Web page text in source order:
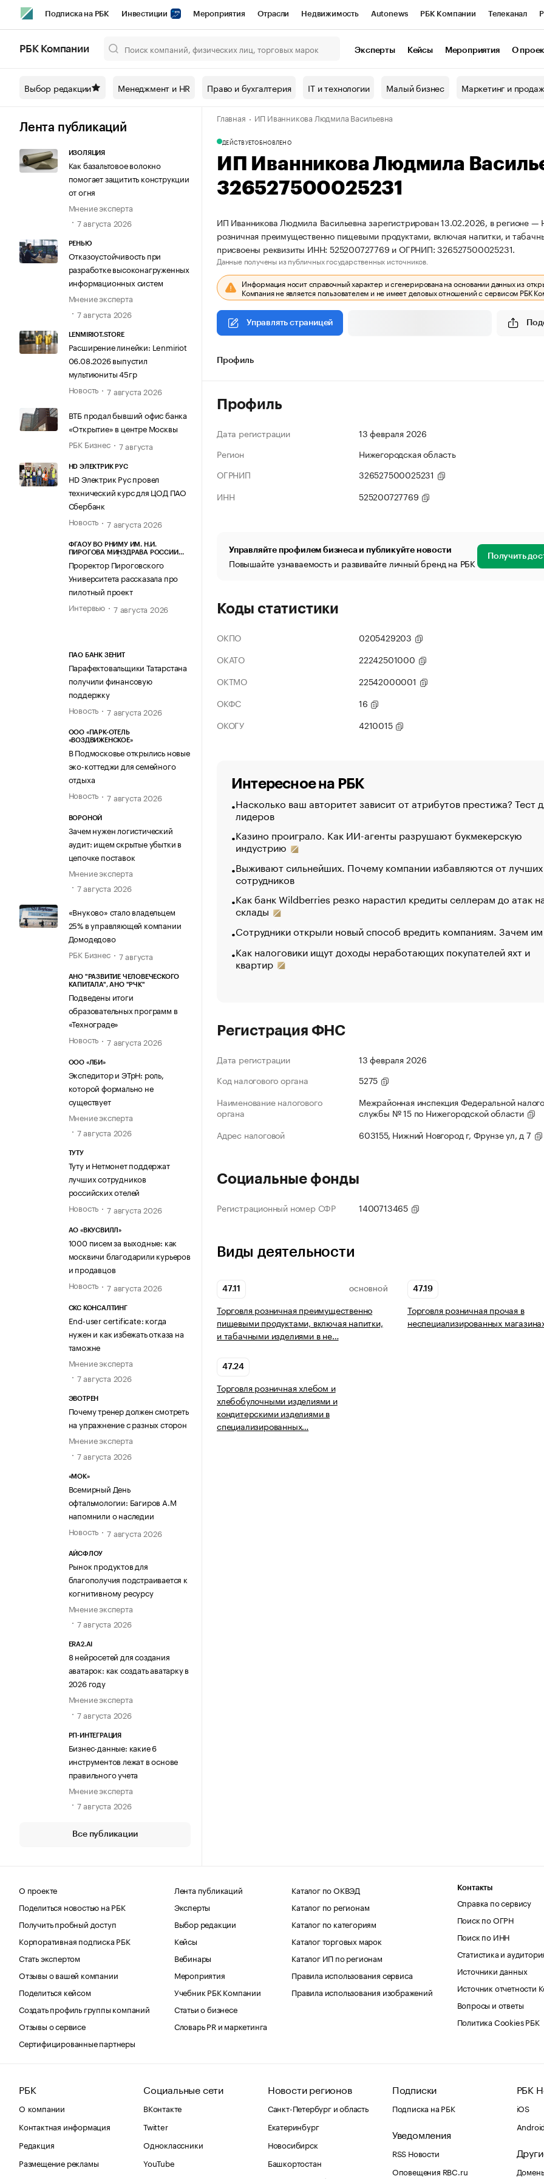
Подписка на РБК Инвестиции Мероприятия Отрасли Недвижимость Autonews РБК Компании Телеканал
Спецпроекты СПб Конференции СПб Спецпроекты Проверка контрагентов
Технологии и медиа Рынок наличной валюты
РБК Компании Эксперты Кейсы Мероприятия О
Выбор редакции Менеджмент и HR Право и бухгалтерия IT и технологии Малый бизнес Маркетинг и
Лента публикаций
ИЗОЛЯЦИЯ
Как базальтовое волокно
помогает защитить конструкции
от огня
Мнение эксперта
7 августа 2026
РЕНЬЮ
Отказоустойчивость при
разработке высоконагруженных
информационных систем
Мнение эксперта
7 августа 2026
LENMIRIOT.STORE
Расширение линейки: Lenmiriot
06.08.2026 выпустил
мультиюниты 45гр
Новость
7 августа 2026
ВТБ продал бывший офис банка
«Открытие» в центре Москвы
РБК Бизнес
7 августа
HD ЭЛЕКТРИК РУС
HD Электрик Рус провел
технический курс для ЦОД ПАО
Сбербанк
Новость
7 августа 2026
ФГАОУ ВО РНИМУ ИМ. Н.И.
ПИРОГОВА МИНЗДРАВА РОССИИ
Проректор Пироговского
Университета рассказала про
пилотный проект
Интервью
7 августа 2026
ПАО БАНК ЗЕНИТ
Парафехтовальщики Татарстана
получили финансовую
поддержку
Новость
7 августа 2026
ООО «ПАРК-ОТЕЛЬ
«ВОЗДВИЖЕНСКОЕ»
В Подмосковье открылись новые
эко-коттеджи для семейного
отдыха
Новость
7 августа 2026
ВОРОНОЙ
Зачем нужен логистический
аудит: ищем скрытые убытки в
цепочке поставок
Мнение эксперта
7 августа 2026
«Внуково» стало владельцем
25% в управляющей компании
Домодедово
РБК Бизнес
7 августа
АНО "РАЗВИТИЕ ЧЕЛОВЕЧЕСКОГО
КАПИТАЛА", АНО "РЧК"
Подведены итоги
образовательных программ в
«Технограде»
Новость
7 августа 2026
ООО «ЛБИ»
Экспедитор и ЭТрН: роль,
которой формально не
существует
Мнение эксперта
7 августа 2026
ТУТУ
Туту и Нетмонет поддержат
лучших сотрудников
российских отелей
Новость
7 августа 2026
АО «ВКУСВИЛЛ»
1000 писем за выходные: как
москвичи благодарили курьеров
и продавцов
Новость
7 августа 2026
СКС КОНСАЛТИНГ
End-user certificate: когда
нужен и как избежать отказа на
таможне
Мнение эксперта
7 августа 2026
ЭВОТРЕН
Почему тренер должен смотреть
на упражнение с разных сторон
Мнение эксперта
7 августа 2026
«МОК»
Всемирный День
офтальмологии: Багиров А.М
напомнили о наследии
Новость
7 августа 2026
АЙСФЛОУ
Рынок продуктов для
благополучия подстраивается к
когнитивному ресурсу
Мнение эксперта
7 августа 2026
ERA2.AI
8 нейросетей для создания
аватарок: как создать аватарку в
2026 году
Мнение эксперта
7 августа 2026
РП-ИНТЕГРАЦИЯ
Бизнес-данные: какие 6
инструментов лежат в основе
правильного учета
Мнение эксперта
7 августа 2026
Все публикации
Главная ИП Иванникова Людмила Васильевна
ДЕЙСТВУЕТОБНОВЛЕНО
ИП Иванникова Людмила
326527500025231
ИП Иванникова Людмила Васильевна зарегистрирован 13.02.2026, в регионе —
розничная преимущественно пищевыми продуктами, включая напитки, и
присвоены реквизиты ИНН: 525200727769 и ОГРНИП: 326527500025231.
Данные получены из публичных государственных источников.
Информация носит справочный характер и сгенерирована на основании данных из
Компания не является пользователем и не имеет деловых отношений с сервисом РБК
Управлять страницей
Профиль
Профиль
Дата регистрации
13 февраля 2026
Регион
Нижегородская область
ОГРНИП
326527500025231
ИНН
525200727769
Управляйте профилем бизнеса и публикуйте новости
Повышайте узнаваемость и развивайте личный бренд на РБК Получить
Коды статистики
ОКПО
0205429203
ОКАТО
22242501000
ОКТМО
22542000001
ОКФС
16
ОКОГУ
4210015
Интересное на РБК
Насколько ваш авторитет зависит от атрибутов престижа? Тест
лидеров
Казино проиграло. Как ИИ-агенты разрушают букмекерскую
индустрию
Выживают сильнейших. Почему компании избавляются от лучших
сотрудников
Как банк Wildberries резко нарастил кредиты селлерам до атак
склады
Сотрудники открыли новый способ вредить компаниям. Зачем
Как налоговики ищут доходы неработающих покупателей яхт и
квартир
Регистрация ФНС
Дата регистрации
13 февраля 2026
Код налогового органа
5275
Наименование налогового
органа
Межрайонная инспекция Федеральной
службы № 15 по Нижегородской области
Адрес налоговой
603155, Нижний Новгород г, Фрунзе ул, д 7
Социальные фонды
Регистрационный номер СФР 1400713465
Виды деятельности
47.11 ОСНОВНОЙ
Торговля розничная преимущественно
пищевыми продуктами, включая напитки,
и табачными изделиями в не…
47.19
Торговля розничная прочая в
неспециализированных
47.24
Торговля розничная хлебом и
хлебобулочными изделиями и
кондитерскими изделиями в
специализированных…
О проекте
Поделиться новостью на РБК
Получить пробный доступ
Корпоративная подписка РБК
Стать экспертом
Отзывы о вашей компании
Поделиться кейсом
Создать профиль группы компаний
Отзывы о сервисе
Сертифицированные партнеры
Лента публикаций
Эксперты
Выбор редакции
Кейсы
Вебинары
Мероприятия
Учебник РБК Компании
Статьи о бизнесе
Словарь PR и маркетинга
Каталог по ОКВЭД
Каталог по регионам
Каталог по категориям
Каталог торговых марок
Каталог ИП по регионам
Правила использования сервиса
Правила использования изображений
Контакты
Справка по сервису
Поиск по ОГРН
Поиск по ИНН
Статистика и
Источники данных
Источник отчетности
Вопросы и ответы
Политика Cookies РБК
РБК
О компании
Контактная информация
Редакция
Размещение рекламы
Социальные сети
ВКонтакте
Twitter
Одноклассники
YouTube
Новости регионов
Санкт-Петербург и область
Екатеринбург
Новосибирск
Башкортостан
Подписки
Подписка на РБК
Уведомления
RSS Новости
Оповещения RBC.ru
РБК
iOS